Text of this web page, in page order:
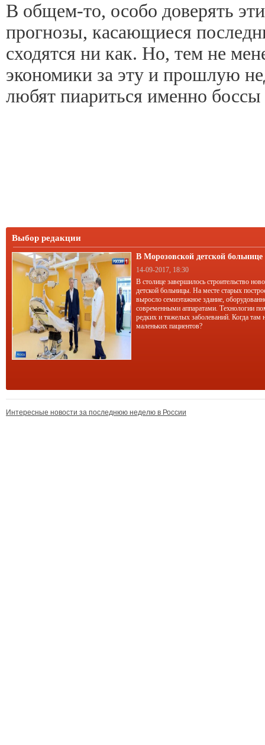
В общем-то, особо доверять
прогнозы, касающиеся
сходятся ни как. Но, тем не
экономики за эту и прошлую
любят пиариться именно боссы
Выбор редакции
В Морозовской детской
корпус
14-09-2017, 18:30
В столице завершилось строительство
детской больницы. На месте старых
выросло семиэтажное здание,
современными аппаратами. Технологии
редких и тяжелых заболеваний. Когда там
маленьких пациентов?
Интересные новости за последнюю неделю в России